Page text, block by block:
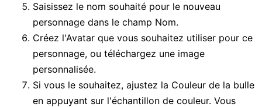
Saisissez le nom souhaité pour le nouveau
personnage dans le champ Nom.
Créez l'Avatar que vous souhaitez utiliser pour ce
personnage, ou téléchargez une image
personnalisée.
Si vous le souhaitez, ajustez la Couleur de la bulle
en appuyant sur l'échantillon de couleur. Vous